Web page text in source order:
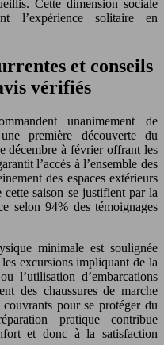
Cette dimension sociale
l’expérience solitaire en
et conseils
vérifiés
unanimement de
première découverte du
décembre à février offrant les
l’accès à l’ensemble des
des espaces extérieurs
saison se justifient par la
selon 94% des témoignages
minimale est soulignée
excursions impliquant de la
l’utilisation d’embarcations
des chaussures de marche
pour se protéger du
pratique contribue
et donc à la satisfaction